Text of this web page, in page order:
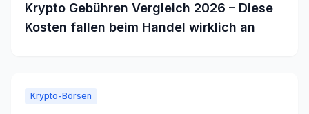
Krypto Gebühren Vergleich 2026 – Diese
Kosten fallen beim Handel wirklich an
Krypto-Börsen